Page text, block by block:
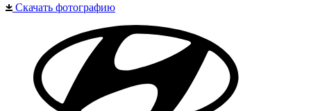
Скачать фотографию